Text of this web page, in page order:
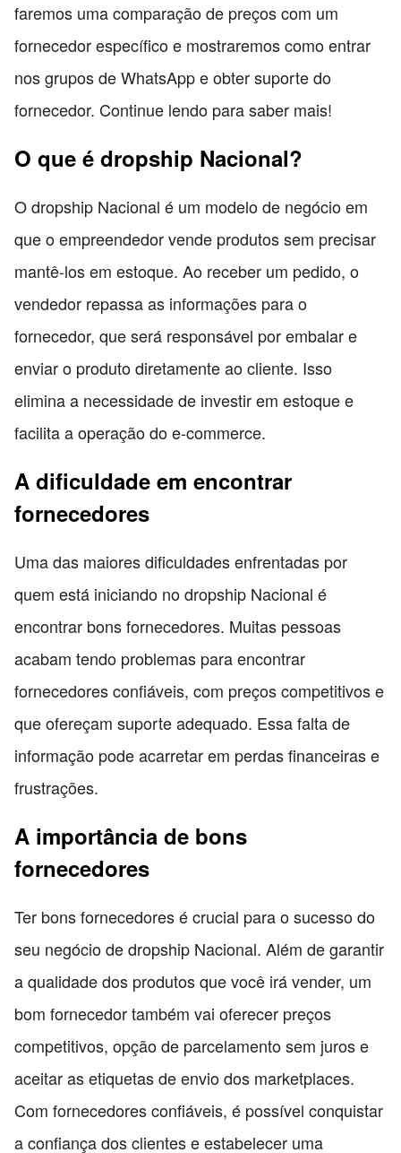
faremos uma comparação de preços com um
fornecedor específico e mostraremos como entrar
nos grupos de WhatsApp e obter suporte do
fornecedor. Continue lendo para saber mais!
O que é dropship Nacional?
O dropship Nacional é um modelo de negócio em
que o empreendedor vende produtos sem precisar
mantê-los em estoque. Ao receber um pedido, o
vendedor repassa as informações para o
fornecedor, que será responsável por embalar e
enviar o produto diretamente ao cliente. Isso
elimina a necessidade de investir em estoque e
facilita a operação do e-commerce.
A dificuldade em encontrar
fornecedores
Uma das maiores dificuldades enfrentadas por
quem está iniciando no dropship Nacional é
encontrar bons fornecedores. Muitas pessoas
acabam tendo problemas para encontrar
fornecedores confiáveis, com preços competitivos e
que ofereçam suporte adequado. Essa falta de
informação pode acarretar em perdas financeiras e
frustrações.
A importância de bons
fornecedores
Ter bons fornecedores é crucial para o sucesso do
seu negócio de dropship Nacional. Além de garantir
a qualidade dos produtos que você irá vender, um
bom fornecedor também vai oferecer preços
competitivos, opção de parcelamento sem juros e
aceitar as etiquetas de envio dos marketplaces.
Com fornecedores confiáveis, é possível conquistar
a confiança dos clientes e estabelecer uma